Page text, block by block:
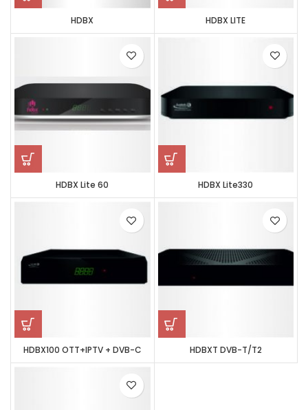
HDBX HDBX LITE
HDBX Lite 60 HDBX Lite330
HDBX100 OTT+IPTV + DVB-C HDBXT DVB-T/T2